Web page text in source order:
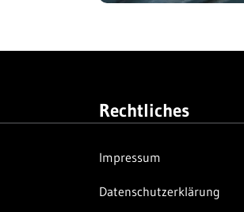
Rechtliches
Impressum
Datenschutzerklärung